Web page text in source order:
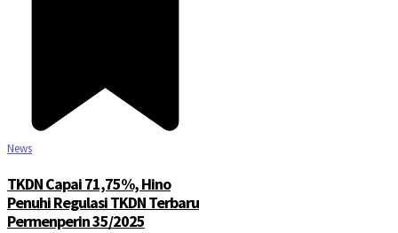
News
TKDN Capai 71,75%, Hino
Penuhi Regulasi TKDN Terbaru
Permenperin 35/2025